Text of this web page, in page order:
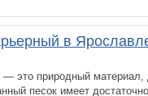
в
— это природный
песок имеет